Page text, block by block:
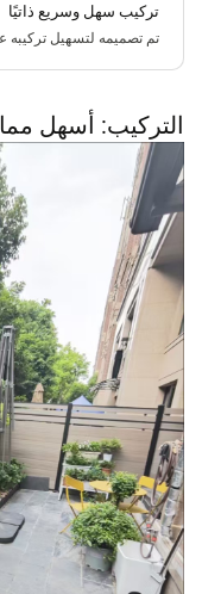
تركيب سهل وسريع ذاتيًا
تم تصميمه لتسهيل تركيبه
التركيب: أسهل